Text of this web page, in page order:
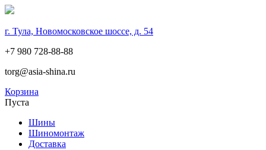
г. Тула, Новомосковское шоссе, д. 54
+7 980 728-88-88
torg@asia-shina.ru
Корзина
Пуста
Шины
Шиномонтаж
Доставка